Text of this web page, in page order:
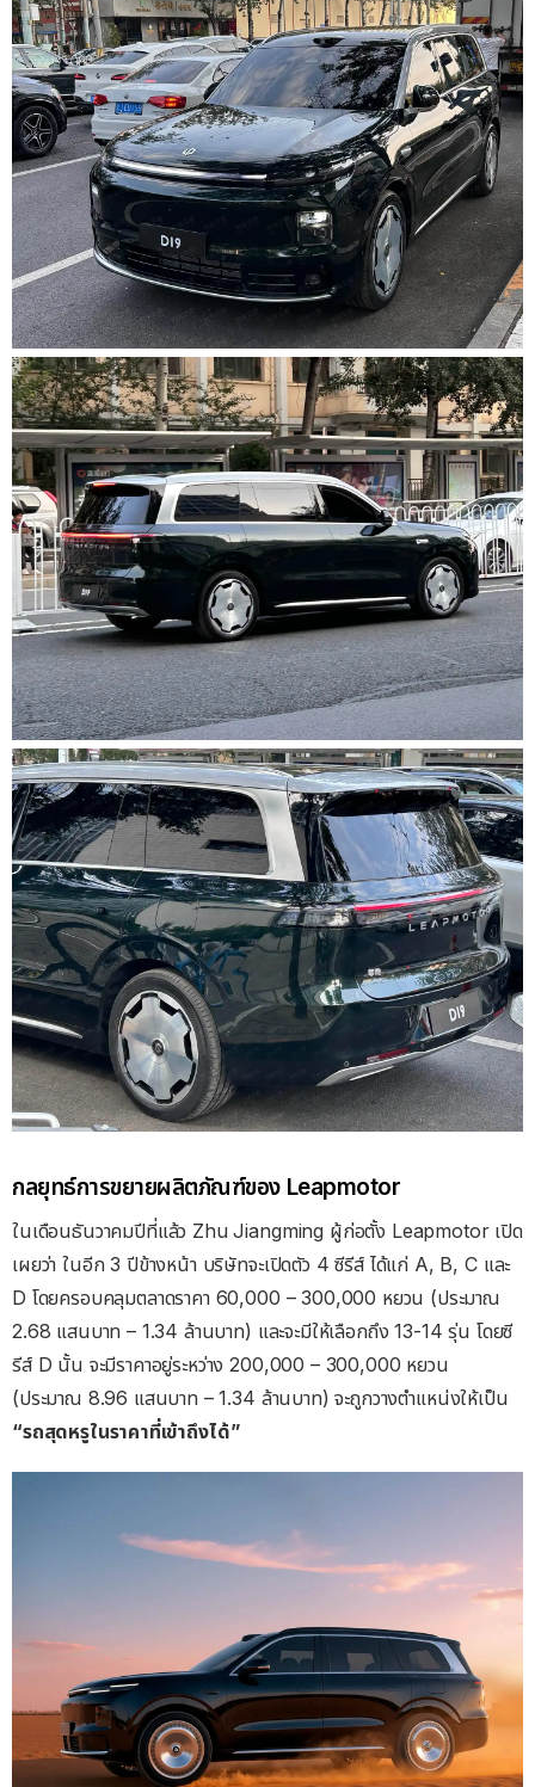
กลยุทธ์การขยายผลิตภัณฑ์ของ Leapmotor
ในเดือนธันวาคมปีที่แล้ว Zhu Jiangming ผู้ก่อตั้ง Leapmotor เปิด
เผยว่า ในอีก 3 ปีข้างหน้า บริษัทจะเปิดตัว 4 ซีรีส์ ได้แก่ A, B, C และ
D โดยครอบคลุมตลาดราคา 60,000 – 300,000 หยวน (ประมาณ
2.68 แสนบาท – 1.34 ล้านบาท) และจะมีให้เลือกถึง 13-14 รุ่น โดยซี
รีส์ D นั้น จะมีราคาอยู่ระหว่าง 200,000 – 300,000 หยวน
(ประมาณ 8.96 แสนบาท – 1.34 ล้านบาท) จะถูกวางตำแหน่งให้เป็น
“รถสุดหรูในราคาที่เข้าถึงได้”